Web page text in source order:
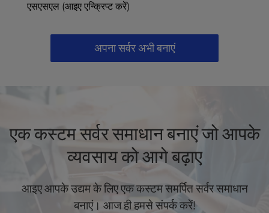
एसएसएल (आइए एन्क्रिप्ट करें)
अपना सर्वर अभी बनाएं
एक कस्टम सर्वर समाधान बनाएं जो आपके
व्यवसाय को आगे बढ़ाए
आइए आपके उद्यम के लिए एक कस्टम समर्पित सर्वर समाधान
बनाएं। आज ही हमसे संपर्क करें!